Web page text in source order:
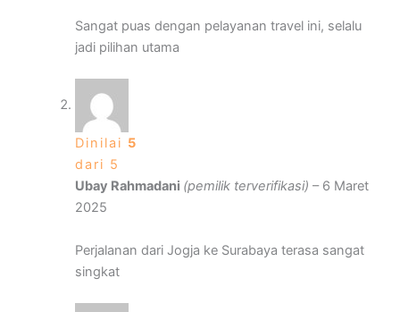
Sangat puas dengan pelayanan travel ini, selalu
jadi pilihan utama
Dinilai 5
dari 5
Ubay Rahmadani (pemilik terverifikasi) – 6 Maret
2025
Perjalanan dari Jogja ke Surabaya terasa sangat
singkat